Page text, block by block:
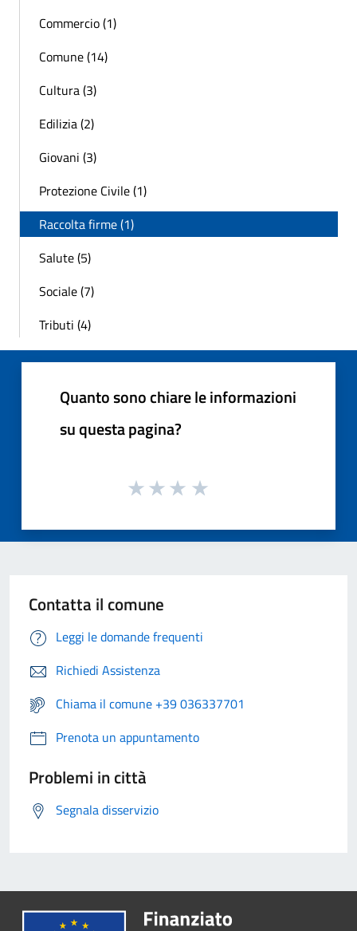
Commercio (1)
Comune (14)
Cultura (3)
Edilizia (2)
Giovani (3)
Protezione Civile (1)
Raccolta firme (1)
Salute (5)
Sociale (7)
Tributi (4)
Quanto sono chiare le informazioni
su questa pagina?
Contatta il comune
Leggi le domande frequenti
Richiedi Assistenza
Chiama il comune +39 036337701
Prenota un appuntamento
Problemi in città
Segnala disservizio